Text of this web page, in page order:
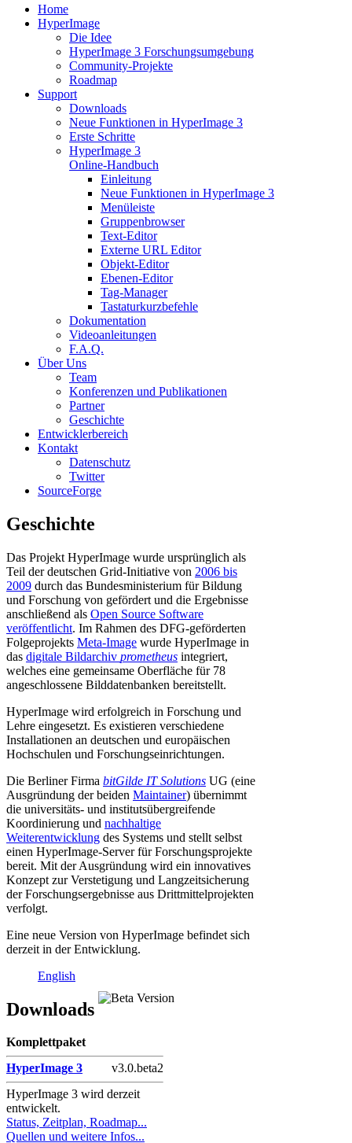
Primäres
Menü
Home
HyperImage
Die Idee
HyperImage 3 Forschungsumgebung
Community-Projekte
Roadmap
Support
Downloads
Neue Funktionen in HyperImage 3
Erste Schritte
HyperImage 3
Online-Handbuch
Einleitung
Neue Funktionen in HyperImage 3
Menüleiste
Gruppenbrowser
Text-Editor
Externe URL Editor
Objekt-Editor
Ebenen-Editor
Tag-Manager
Tastaturkurzbefehle
Dokumentation
Videoanleitungen
F.A.Q.
Über Uns
Team
Konferenzen und Publikationen
Partner
Geschichte
Entwicklerbereich
Kontakt
Datenschutz
Twitter
SourceForge
Geschichte
Das Projekt HyperImage wurde ursprünglich als
Teil der deutschen Grid-Initiative von 2006 bis
2009 durch das Bundesministerium für Bildung
und Forschung von gefördert und die Ergebnisse
anschließend als Open Source Software
veröffentlicht. Im Rahmen des DFG-geförderten
Folgeprojekts Meta-Image wurde HyperImage in
das digitale Bildarchiv prometheus integriert,
welches eine gemeinsame Oberfläche für 78
angeschlossene Bilddatenbanken bereitstellt.
HyperImage wird erfolgreich in Forschung und
Lehre eingesetzt. Es existieren verschiedene
Installationen an deutschen und europäischen
Hochschulen und Forschungseinrichtungen.
Die Berliner Firma bitGilde IT Solutions UG (eine
Ausgründung der beiden Maintainer) übernimmt
die universitäts- und institutsübergreifende
Koordinierung und nachhaltige
Weiterentwicklung des Systems und stellt selbst
einen HyperImage-Server für Forschungsprojekte
bereit. Mit der Ausgründung wird ein innovatives
Konzept zur Verstetigung und Langzeitsicherung
der Forschungsergebnisse aus Drittmittelprojekten
verfolgt.
Eine neue Version von HyperImage befindet sich
derzeit in der Entwicklung.
Primärer
Seitenleisten
Widget-
Bereich
English
Downloads
Komplettpaket
HyperImage 3
v3.0.beta2
HyperImage 3 wird derzeit
entwickelt.
Status, Zeitplan, Roadmap...
Quellen und weitere Infos...